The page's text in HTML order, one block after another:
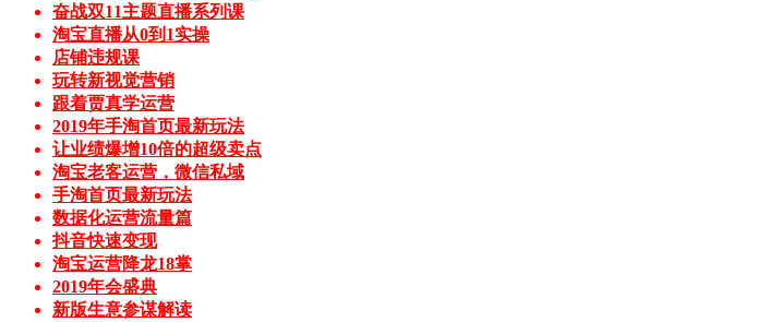
奋战双11主题直播系列课
淘宝直播从0到1实操
店铺违规课
玩转新视觉营销
跟着贾真学运营
2019年手淘首页最新玩法
让业绩爆增10倍的超级卖点
淘宝老客运营，微信私域
手淘首页最新玩法
数据化运营流量篇
抖音快速变现
淘宝运营降龙18掌
2019年会盛典
新版生意参谋解读